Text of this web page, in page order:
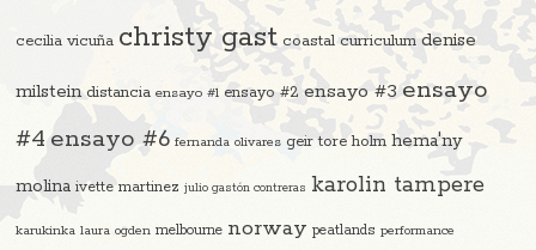
cecilia vicuña christy gast coastal curriculum denise
milstein distancia ensayo #1 ensayo #2 ensayo #3 ensayo
#4 ensayo #6 fernanda olivares geir tore holm hema'ny
molina ivette martinez julio gastón contreras karolin tampere
karukinka laura ogden melbourne norway peatlands performance